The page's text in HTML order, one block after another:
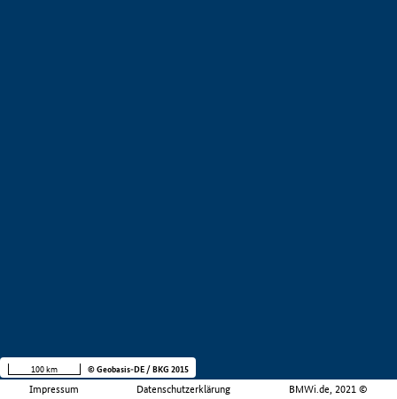
Impressum Datenschutzerklärung BMWi.de, 2021 ©
100 km © Geobasis-DE / BKG 2015